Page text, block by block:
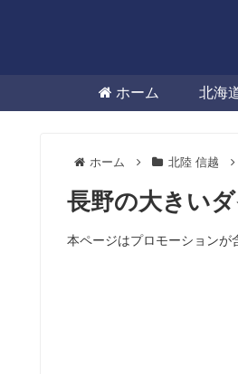
ホーム 北海
ホーム 北陸 信越
長野の大きい
本ページはプロモーションが